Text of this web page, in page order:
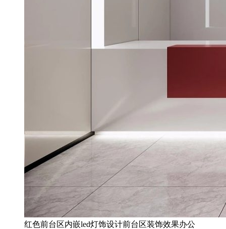
红色前台区内嵌led灯饰设计前台区装饰效果办公